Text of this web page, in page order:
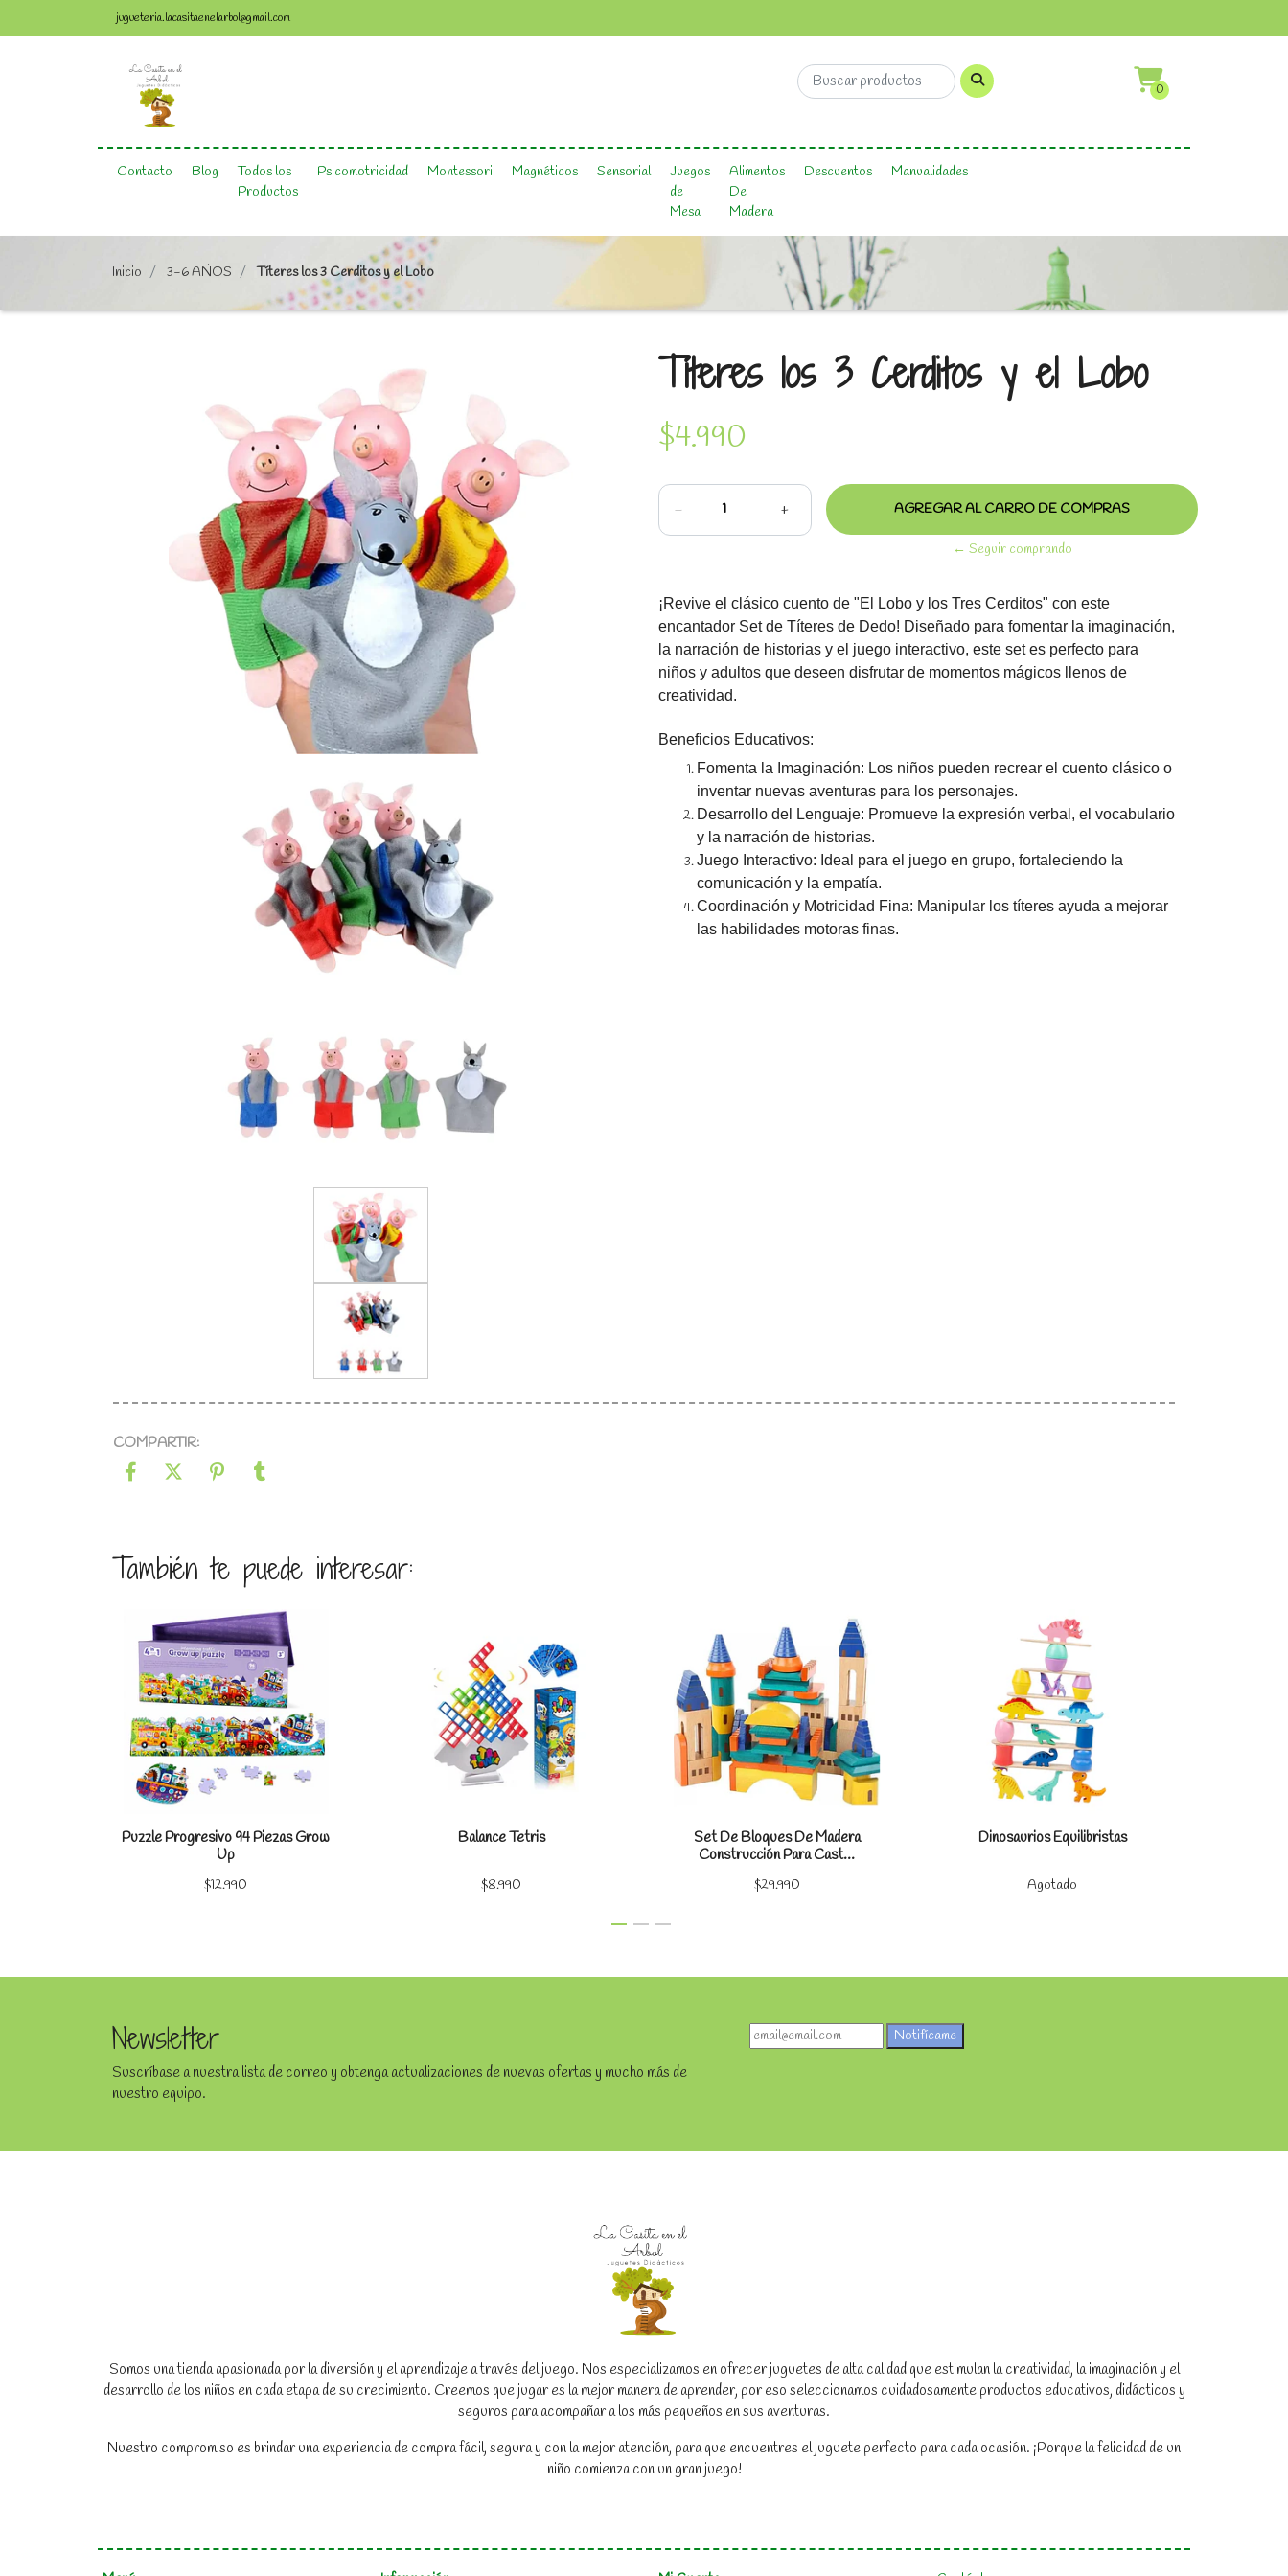
jugueteria.lacasitaenelarbol@gmail.com
0
Contacto Blog
Todos los
Productos
Psicomotricidad Montessori Magnéticos Sensorial
Juegos
de
Mesa
Alimentos
De
Madera
Descuentos Manualidades
Inicio 3-6 AÑOS Títeres los 3 Cerditos y el Lobo
Títeres los 3 Cerditos y el Lobo
$4.990
- +
← Seguir comprando
¡Revive el clásico cuento de "El Lobo y los Tres Cerditos" con este
encantador Set de Títeres de Dedo! Diseñado para fomentar la imaginación,
la narración de historias y el juego interactivo, este set es perfecto para
niños y adultos que deseen disfrutar de momentos mágicos llenos de
creatividad.
Beneficios Educativos:
Fomenta la Imaginación: Los niños pueden recrear el cuento clásico o
inventar nuevas aventuras para los personajes.
Desarrollo del Lenguaje: Promueve la expresión verbal, el vocabulario
y la narración de historias.
Juego Interactivo: Ideal para el juego en grupo, fortaleciendo la
comunicación y la empatía.
Coordinación y Motricidad Fina: Manipular los títeres ayuda a mejorar
las habilidades motoras finas.
COMPARTIR:
También te puede interesar:
Ver detalles
Puzzle Progresivo 94 Piezas Grow
Up
$12.990
Ver detalles
Balance Tetris
$8.990
Ver detalles
Set De Bloques De Madera
Construcción Para Cast...
$29.990
Ver detalles
Dinosaurios Equilibristas
Agotado
Newsletter
Suscríbase a nuestra lista de correo y obtenga actualizaciones de nuevas ofertas y mucho más de
nuestro equipo.
Notifícame
Somos una tienda apasionada por la diversión y el aprendizaje a través del juego. Nos especializamos en ofrecer juguetes de alta calidad que estimulan la creatividad, la imaginación y el
desarrollo de los niños en cada etapa de su crecimiento. Creemos que jugar es la mejor manera de aprender, por eso seleccionamos cuidadosamente productos educativos, didácticos y
seguros para acompañar a los más pequeños en sus aventuras.
Nuestro compromiso es brindar una experiencia de compra fácil, segura y con la mejor atención, para que encuentres el juguete perfecto para cada ocasión. ¡Porque la felicidad de un
niño comienza con un gran juego!